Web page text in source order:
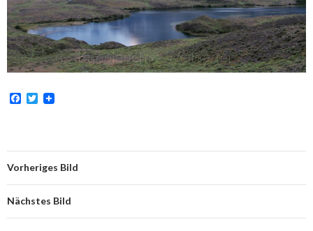
F
o
o
T
e
r
Vorheriges Bild
Nächstes Bild